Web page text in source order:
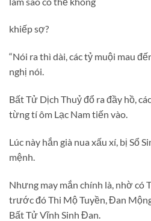
khiếp sợ?
“Nói ra thì dài, các tỷ muội mau
nghị nói.
Bất Tử Dịch Thuỷ đổ ra đầy hồ,
từng tí ôm Lạc Nam tiến vào.
Lúc này hắn già nua xấu xí, bị Sổ
mệnh.
Nhưng may mắn chính là, nhờ có
trước đó Thi Mộ Tuyền, Đan
Bất Tử Vĩnh Sinh Đan.